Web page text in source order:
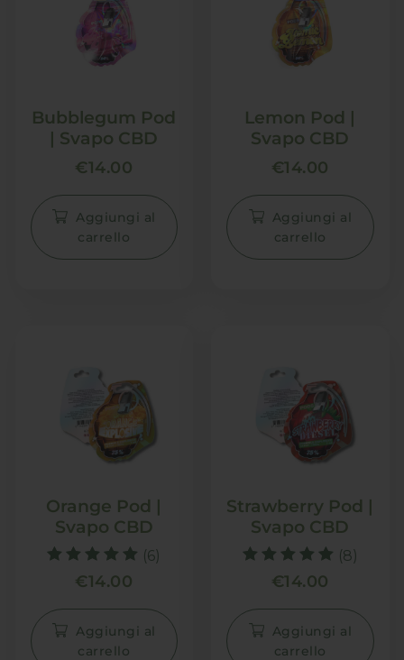
Bubblegum Pod
| Svapo CBD
€14.00
Aggiungi al
carrello
Lemon Pod |
Svapo CBD
€14.00
Aggiungi al
carrello
Orange Pod |
Svapo CBD
Valutato
5.00
su 5
(6)
€14.00
Aggiungi al
carrello
Strawberry Pod |
Svapo CBD
Valutato
5.00
su 5
(8)
€14.00
Aggiungi al
carrello